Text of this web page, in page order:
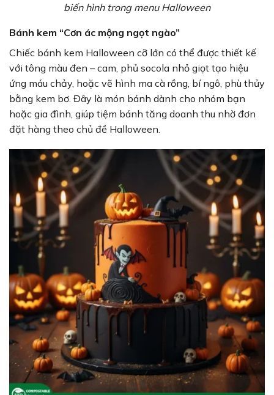
biến hình trong menu Halloween
Bánh kem “Cơn ác mộng ngọt ngào”
Chiếc bánh kem Halloween cỡ lớn có thể được thiết kế
với tông màu đen – cam, phủ socola nhỏ giọt tạo hiệu
ứng máu chảy, hoặc vẽ hình ma cà rồng, bí ngô, phù thủy
bằng kem bơ. Đây là món bánh dành cho nhóm bạn
hoặc gia đình, giúp tiệm bánh tăng doanh thu nhờ đơn
đặt hàng theo chủ đề Halloween.